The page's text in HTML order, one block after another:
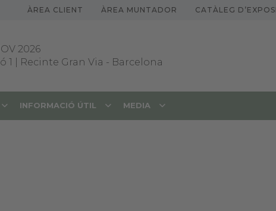
ÀREA CLIENT ÀREA MUNTADOR CATÀLEG
2026
1 | Recinte Gran Via - Barcelona
INFORMACIÓ ÚTIL MEDIA